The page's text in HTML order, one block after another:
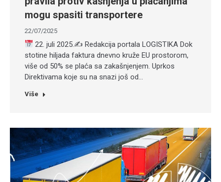
mogu spasiti transportere
22/07/2025
22. juli 2025.✍ Redakcija portala LOGISTIKA Dok
stotine hiljada faktura dnevno kruže EU prostorom,
više od 50% se plaća sa zakašnjenjem. Uprkos
Direktivama koje su na snazi još od…
Više